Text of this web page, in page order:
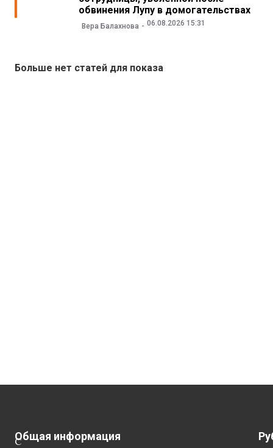
обвинения Лупу в домогательствах
Вера Балахнова 06.08.2026 15:31
Больше нет статей для показа
С
Общая информация